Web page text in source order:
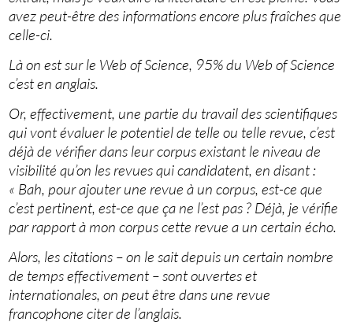
avez peut-être des informations encore plus fraîches que
celle-ci.
Là on est sur le Web of Science, 95% du Web of Science
c’est en anglais.
Or, effectivement, une partie du travail des scientifiques
qui vont évaluer le potentiel de telle ou telle revue, c’est
déjà de vérifier dans leur corpus existant le niveau de
visibilité qu’on les revues qui candidatent, en disant :
« Bah, pour ajouter une revue à un corpus, est-ce que
c’est pertinent, est-ce que ça ne l’est pas ? Déjà, je vérifie
par rapport à mon corpus cette revue a un certain écho.
Alors, les citations – on le sait depuis un certain nombre
de temps effectivement – sont ouvertes et
internationales, on peut être dans une revue
francophone citer de l’anglais.